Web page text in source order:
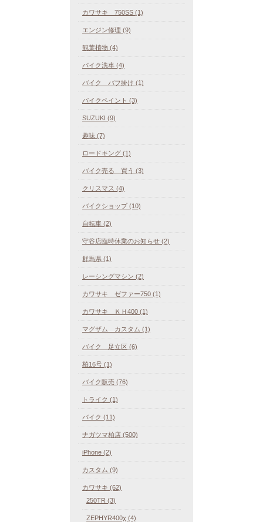
カワサキ 750SS (1)
エンジン修理 (9)
観葉植物 (4)
バイク洗車 (4)
バイク バフ掛け (1)
バイクペイント (3)
SUZUKI (9)
趣味 (7)
ロードキング (1)
バイク売る 買う (3)
クリスマス (4)
バイクショップ (10)
自転車 (2)
守谷店臨時休業のお知らせ (2)
群馬県 (1)
レーシングマシン (2)
カワサキ ゼファー750 (1)
カワサキ ＫＨ400 (1)
マグザム カスタム (1)
バイク 足立区 (6)
柏16号 (1)
バイク販売 (76)
トライク (1)
バイク (11)
ナガツマ柏店 (500)
iPhone (2)
カスタム (9)
カワサキ (62)
250TR (3)
ZEPHYR400χ (4)